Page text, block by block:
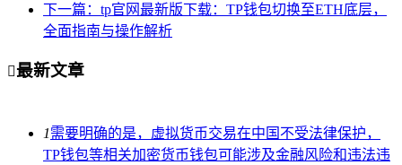
下一篇：tp官网最新版下载：TP钱包切换至ETH底层，
全面指南与操作解析
最新文章
1需要明确的是，虚拟货币交易在中国不受法律保护，
TP钱包等相关加密货币钱包可能涉及金融风险和违法违